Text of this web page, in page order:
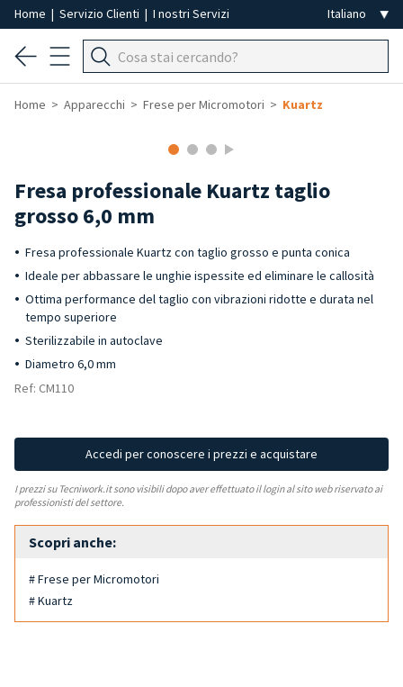
Home | Servizio Clienti | I nostri Servizi
Home Apparecchi Frese per Micromotori Kuartz
Fresa professionale Kuartz taglio
grosso 6,0 mm
Fresa professionale Kuartz con taglio grosso e punta conica
Ideale per abbassare le unghie ispessite ed eliminare le callosità
Ottima performance del taglio con vibrazioni ridotte e durata nel
tempo superiore
Sterilizzabile in autoclave
Diametro 6,0 mm
Ref: CM110
Accedi per conoscere i prezzi e acquistare
I prezzi su Tecniwork.it sono visibili dopo aver effettuato il login al sito web riservato ai
professionisti del settore.
Scopri anche:
# Frese per Micromotori
# Kuartz